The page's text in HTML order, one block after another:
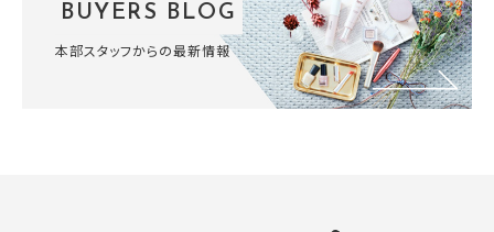
BUYERS BLOG
本部スタッフからの最新情報